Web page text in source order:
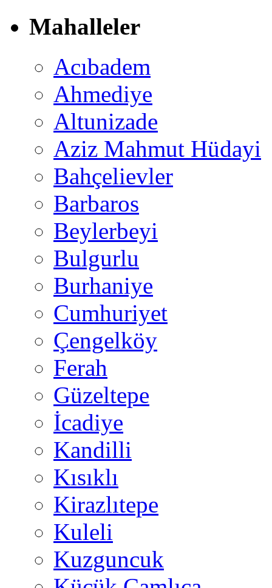
Mahalleler
Acıbadem
Ahmediye
Altunizade
Aziz Mahmut Hüdayi
Bahçelievler
Barbaros
Beylerbeyi
Bulgurlu
Burhaniye
Cumhuriyet
Çengelköy
Ferah
Güzeltepe
İcadiye
Kandilli
Kısıklı
Kirazlıtepe
Kuleli
Kuzguncuk